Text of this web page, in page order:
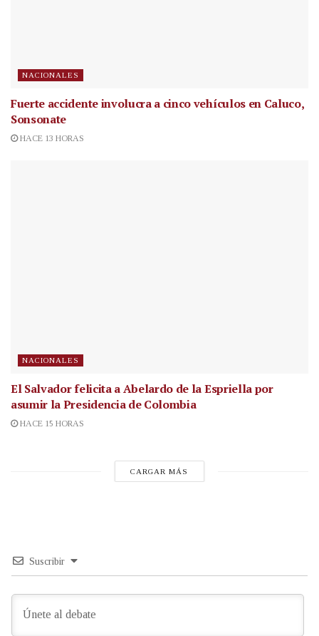
NACIONALES
Fuerte accidente involucra a cinco vehículos en Caluco,
Sonsonate
HACE 13 HORAS
NACIONALES
El Salvador felicita a Abelardo de la Espriella por
asumir la Presidencia de Colombia
HACE 15 HORAS
CARGAR MÁS
Suscribir